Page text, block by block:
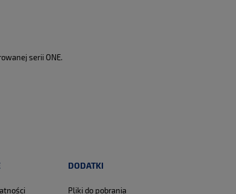
serii ONE.
DODATKI
Pliki do pobrania